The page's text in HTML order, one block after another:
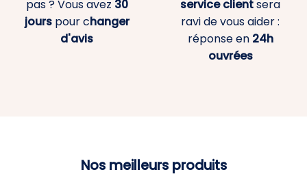
pas ? Vous avez 30
jourspour changer
d'avis
service clientsera
ravi de vous aider :
réponse en 24h
ouvrées
Nos meilleurs produits